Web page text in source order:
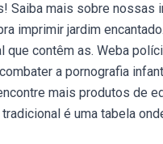
Saiba mais sobre
imprimir jardim
que contêm as. Weba
a pornografia
mais produtos de
é uma tabela